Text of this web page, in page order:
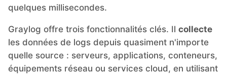
Matomo
quelques millisecondes.
Graylog offre trois fonctionnalités clés. Il collecte
les données de logs depuis quasiment n'importe
quelle source : serveurs, applications, conteneurs,
équipements réseau ou services cloud, en utilisant